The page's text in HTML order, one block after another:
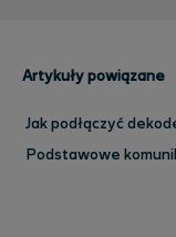
Artykuły powiązane
Jak podłączyć
Podstawowe